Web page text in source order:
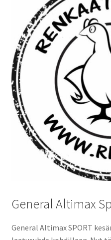
General Altimax
General Altimax SPORT